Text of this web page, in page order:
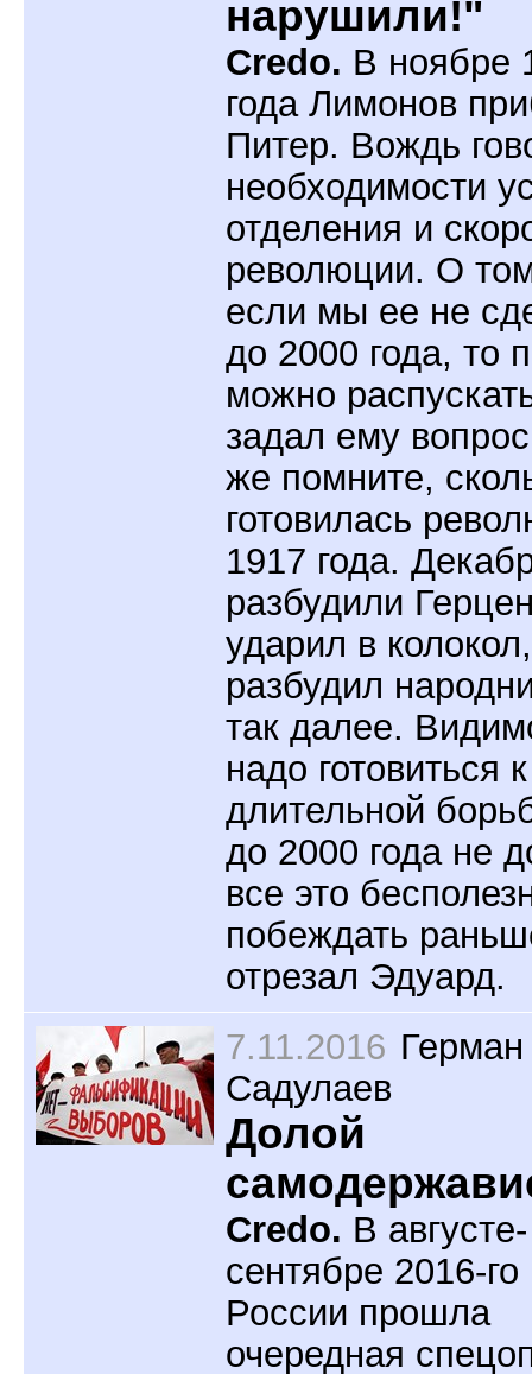
нарушили!"
Credo. В ноябре
года Лимонов
Питер. Вождь
необходимости
отделения и
революции. О
если мы ее не
до 2000 года, то
можно
задал ему
же помните,
готовилась
1917 года.
разбудили
ударил в колокол,
разбудил
так далее.
надо готовиться к
длительной
до 2000 года не
все это
побеждать
отрезал Эдуард.
7.11.2016 Герман
Садулаев
Долой
Credo. В августе-
сентябре 2016-го
России прошла
очередная